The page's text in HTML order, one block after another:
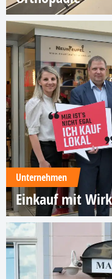
Unternehmen
Einkauf mit